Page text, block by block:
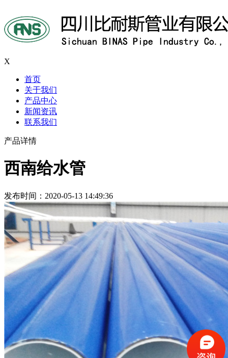
X
首页
关于我们
产品中心
新闻资讯
联系我们
产品详情
西南给水管
发布时间：2020-05-13 14:49:36